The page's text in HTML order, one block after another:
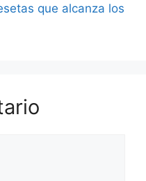
que alcanza los